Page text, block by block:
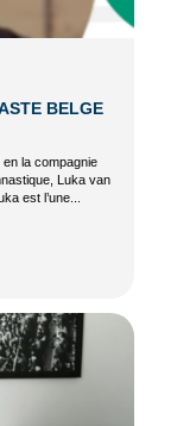
BELGE
la compagnie
Luka van
est l’une...